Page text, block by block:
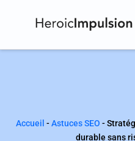
Accueil -Astuces SEO -
durable sans